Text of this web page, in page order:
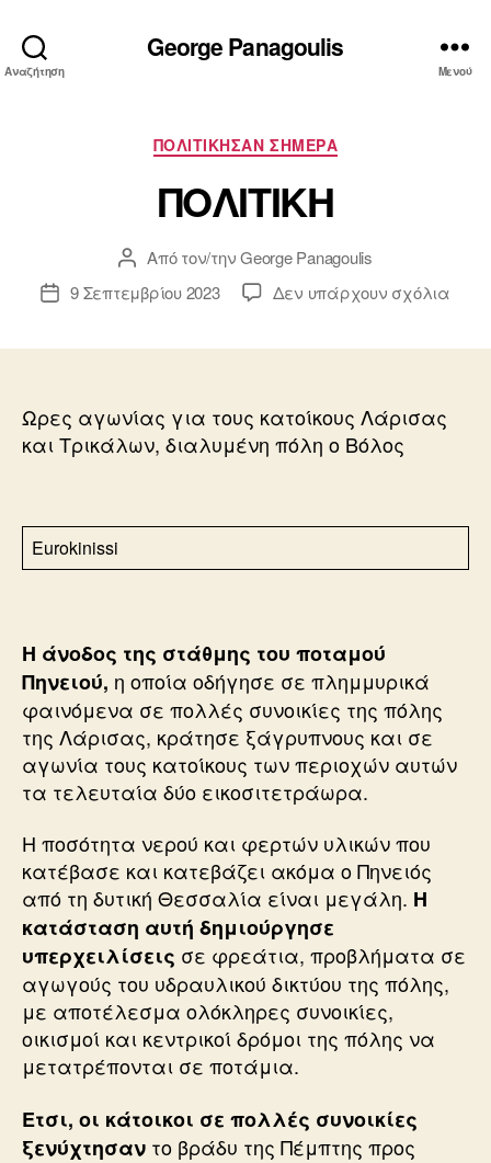
Αναζήτηση
George Panagoulis
Μενού
Κατηγορίες
ΠΟΛΙΤΙΚΗΣΑΝ ΣΗΜΕΡΑ
ΠΟΛΙΤΙΚΗ
Συντάκτης
άρθρου
Από τον/τηνGeorge Panagoulis
Ημ.9 Σεπτεμβρίου 2023 Δεν υπάρχουν σχόλιαστο
Ωρες αγωνίας για τους κατοίκους Λάρισας
και Τρικάλων, διαλυμένη πόλη ο Βόλος
Eurokinissi
Η άνοδος της στάθμης του ποταμού
Πηνειού, η οποία οδήγησε σε πλημμυρικά
φαινόμενα σε πολλές συνοικίες της πόλης
της Λάρισας, κράτησε ξάγρυπνους και σε
αγωνία τους κατοίκους των περιοχών αυτών
τα τελευταία δύο εικοσιτετράωρα.
Η ποσότητα νερού και φερτών υλικών που
κατέβασε και κατεβάζει ακόμα ο Πηνειός
από τη δυτική Θεσσαλία είναι μεγάλη. Η
κατάσταση αυτή δημιούργησε
υπερχειλίσεις σε φρεάτια, προβλήματα σε
αγωγούς του υδραυλικού δικτύου της πόλης,
με αποτέλεσμα ολόκληρες συνοικίες,
οικισμοί και κεντρικοί δρόμοι της πόλης να
μετατρέπονται σε ποτάμια.
Ετσι, οι κάτοικοι σε πολλές συνοικίες
ξενύχτησαν το βράδυ της Πέμπτης προς